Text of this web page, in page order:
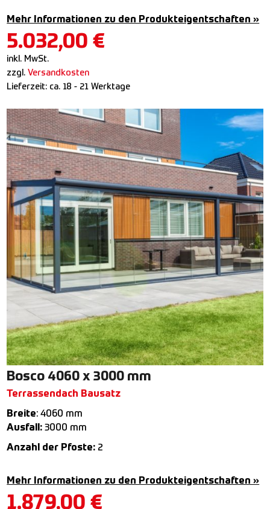
Mehr Informationen zu den Produkteigentschaften »
5.032,00 €
inkl. MwSt.
zzgl.Versandkosten
Lieferzeit: ca. 18 - 21 Werktage
Bosco 4060 x 3000 mm
Terrassendach Bausatz
Breite: 4060 mm
Ausfall: 3000 mm
Anzahl der Pfoste: 2
Mehr Informationen zu den Produkteigentschaften »
1.879,00 €